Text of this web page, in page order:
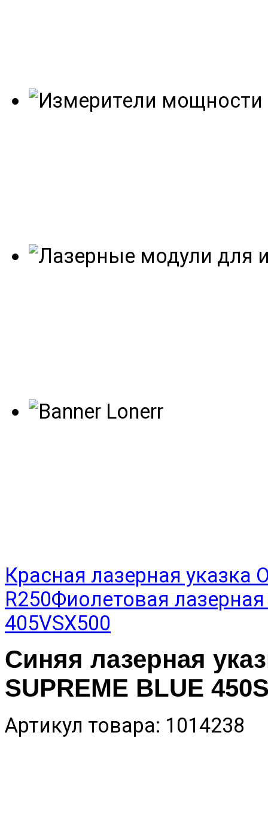
Красная лазерная указка
R250Фиолетовая лазерная
405VSX500
Синяя лазерная
SUPREME BLUE
Артикул товара: 1014238